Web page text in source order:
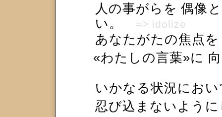
人の事がらを 偶像
い。
=> idolize
あなたがたの焦点を
«わたしの言葉»に
いかなる状況にお
忍び込まないよう